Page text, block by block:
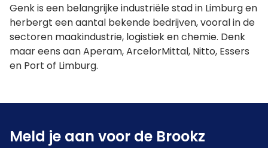
Genk is een belangrijke industriële stad in Limburg en
herbergt een aantal bekende bedrijven, vooral in de
sectoren maakindustrie, logistiek en chemie. Denk
maar eens aan Aperam, ArcelorMittal, Nitto, Essers
en Port of Limburg.
Meld je aan voor de Brookz